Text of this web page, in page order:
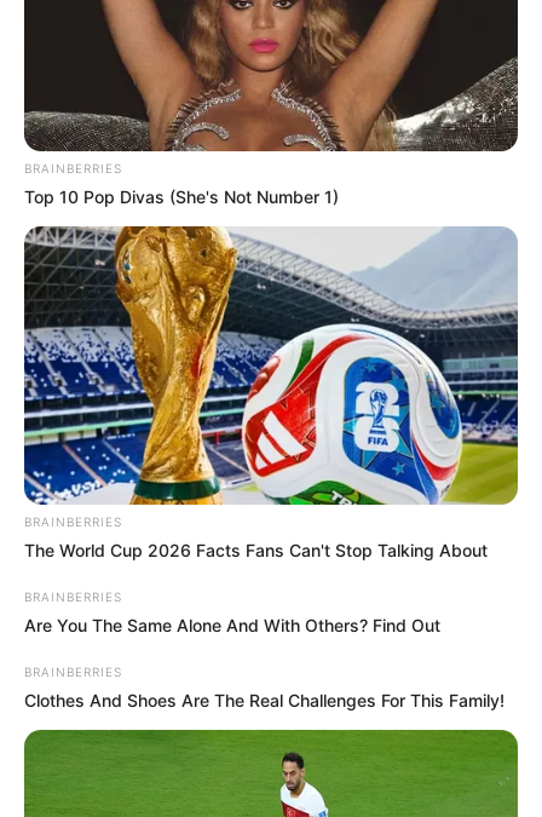
Cantiknya Kebangetan, 10
Artis Ini Punya Kumis Tipis
10 Artis & Selebgram Ini
Putuskan Pindah Agama,
Ada Manohara & Cindy
Caroline
BRAINBERRIES
Top 10 Pop Divas (She's Not Number 1)
BRAINBERRIES
The World Cup 2026 Facts Fans Can't Stop Talking About
BRAINBERRIES
Are You The Same Alone And With Others? Find Out
BRAINBERRIES
Clothes And Shoes Are The Real Challenges For This Family!